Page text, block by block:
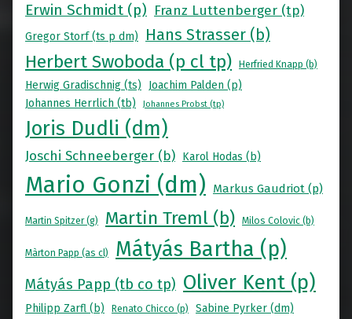
Erwin Schmidt (p) Franz Luttenberger (tp)
Gregor Storf (ts p dm) Hans Strasser (b)
Herbert Swoboda (p cl tp) Herfried Knapp (b)
Herwig Gradischnig (ts)
Joachim Palden (p)
Johannes Herrlich (tb)
Johannes Probst (tp)
Joris Dudli (dm)
Joschi Schneeberger (b) Karol Hodas (b)
Mario Gonzi (dm) Markus Gaudriot (p)
Martin Spitzer (g) Martin Treml (b) Milos Colovic (b)
Màrton Papp (as cl) Mátyás Bartha (p)
Mátyás Papp (tb co tp) Oliver Kent (p)
Philipp Zarfl (b) Renato Chicco (p) Sabine Pyrker (dm)